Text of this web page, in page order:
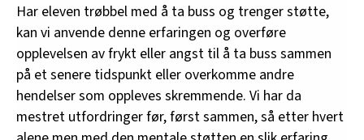
Har eleven trøbbel med å ta buss og trenger støtte,
kan vi anvende denne erfaringen og overføre
opplevelsen av frykt eller angst til å ta buss sammen
på et senere tidspunkt eller overkomme andre
hendelser som oppleves skremmende. Vi har da
mestret utfordringer før, først sammen, så etter hvert